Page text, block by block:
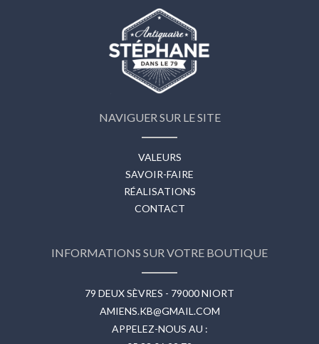
NAVIGUER SUR LE SITE
VALEURS
SAVOIR-FAIRE
RÉALISATIONS
CONTACT
INFORMATIONS SUR VOTRE BOUTIQUE
79 DEUX SÈVRES - 79000 NIORT
AMIENS.KB@GMAIL.COM
APPELEZ-NOUS AU :